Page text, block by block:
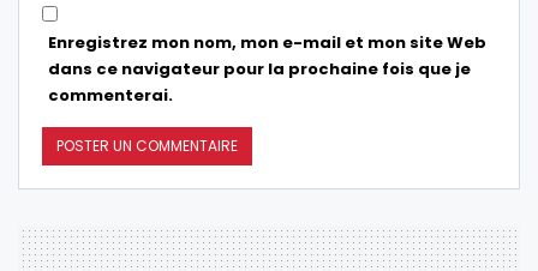
Enregistrez mon nom, mon e-mail et mon site Web
dans ce navigateur pour la prochaine fois que je
commenterai.